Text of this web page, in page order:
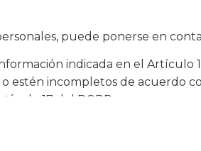
puede ponerse en
indicada en el Artículo
estén incompletos de acuerdo
17 del RGPD.